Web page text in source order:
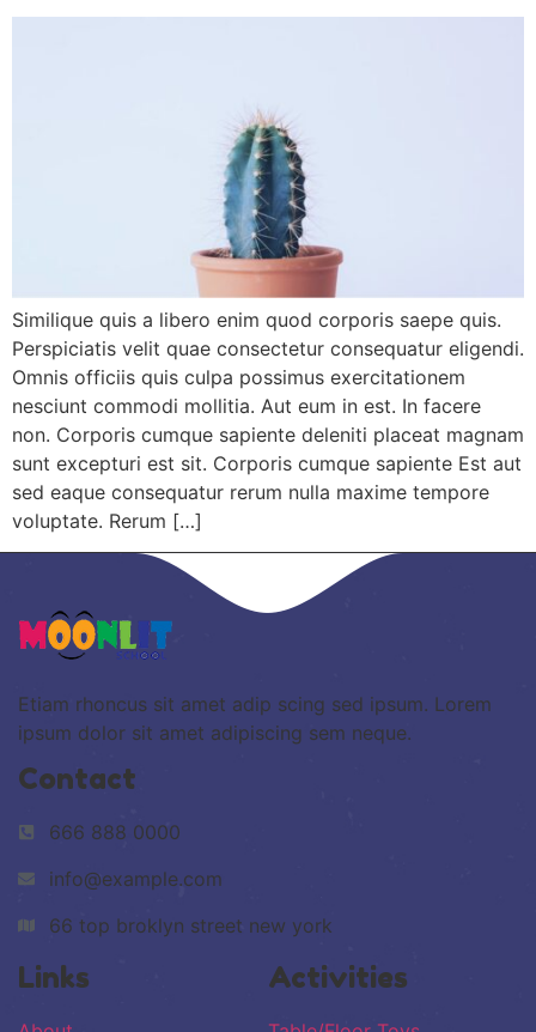
Similique quis a libero enim quod corporis saepe quis.
Perspiciatis velit quae consectetur consequatur eligendi.
Omnis officiis quis culpa possimus exercitationem
nesciunt commodi mollitia. Aut eum in est. In facere
non. Corporis cumque sapiente deleniti placeat magnam
sunt excepturi est sit. Corporis cumque sapiente Est aut
sed eaque consequatur rerum nulla maxime tempore
voluptate. Rerum […]
Etiam rhoncus sit amet adip scing sed ipsum. Lorem
ipsum dolor sit amet adipiscing sem neque.
Contact
666 888 0000
info@example.com
66 top broklyn street new york
Links Activities